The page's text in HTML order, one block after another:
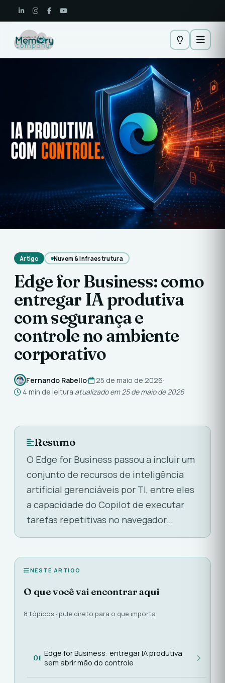
Artigo Nuvem & Infraestrutura
Edge for Business: como
entregar IA produtiva
com segurança e
controle no ambiente
corporativo
Fernando Rabello· 25 de maio de 2026·
4 min de leitura·atualizado em 25 de maio de 2026
Resumo
O Edge for Business passou a incluir um
conjunto de recursos de inteligência
artificial gerenciáveis por TI, entre eles
a capacidade do Copilot de executar
tarefas repetitivas no navegador…
NESTE ARTIGO
O que você vai encontrar aqui
8 tópicos · pule direto para o que importa
01 Edge for Business: entregar IA produtiva
sem abrir mão do controle